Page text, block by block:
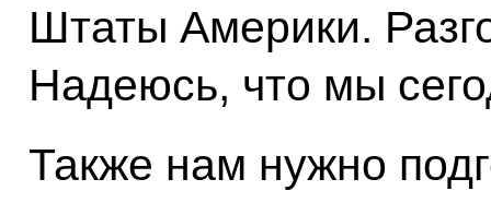
Штаты Америки.
Надеюсь, что мы
Также нам нужно